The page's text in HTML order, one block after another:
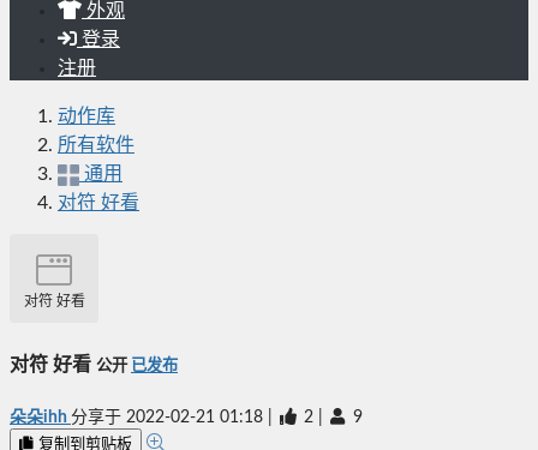
外观
登录
注册
动作库
所有软件
通用
对符 好看
对符 好看
对符 好看 公开 已发布
朵朵ihh 分享于 2022-02-21 01:18 2 9
复制到剪贴板